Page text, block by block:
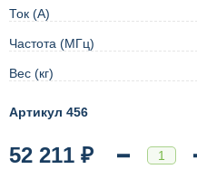
Ток (А)
Частота (МГц)
Вес (кг)
Артикул 456
52 211 ₽